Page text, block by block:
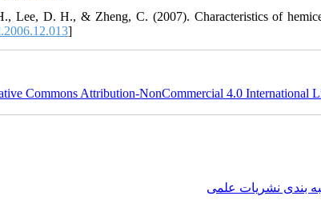
Lee, D. H., & Zheng, C. (2007). Characteristics of
]
Commons Attribution-NonCommercial 4.0 International
بندی نشریات علمی